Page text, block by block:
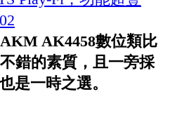
AK4458數位類比
錯的素質，且一旁採
是一時之選。